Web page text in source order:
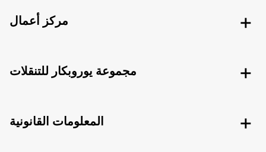
مركز أعمال
مجموعة يوروبكار للتنقلات
المعلومات القانونية